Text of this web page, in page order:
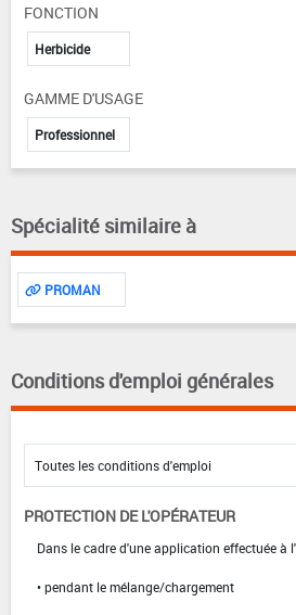
FONCTION
Herbicide
GAMME D'USAGE
Professionnel
Spécialité similaire à
PROMAN
Conditions d'emploi générales
PROTECTION DE L'OPÉRATEUR
Dans le cadre d'une application effectuée à
• pendant le mélange/chargement